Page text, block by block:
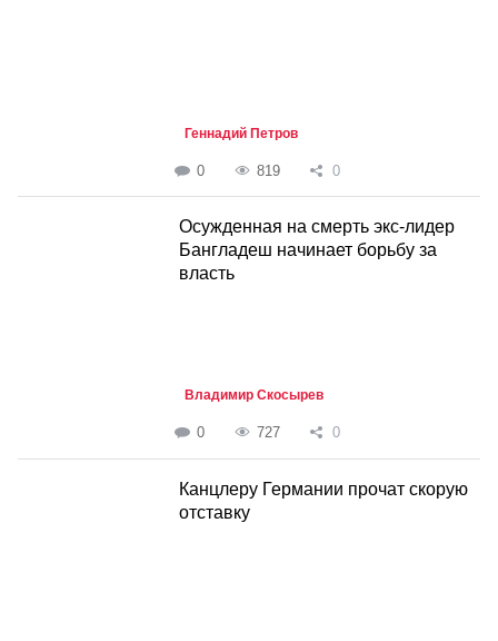
Геннадий Петров
0 819 0
Осужденная на смерть экс-лидер
Бангладеш начинает борьбу за
власть
Владимир Скосырев
0 727 0
Канцлеру Германии прочат скорую
отставку